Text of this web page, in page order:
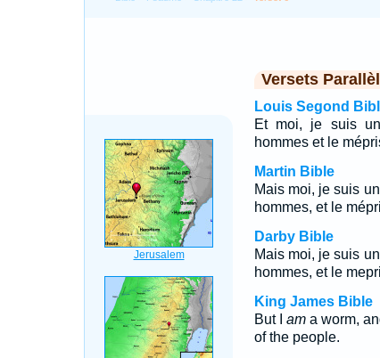
Versets
Louis Segond
Et moi, je suis
hommes et le
Martin Bible
Mais moi, je suis
hommes, et le
Darby Bible
Mais moi, je suis
hommes, et le
King James Bible
But I ama worm,
of the people.